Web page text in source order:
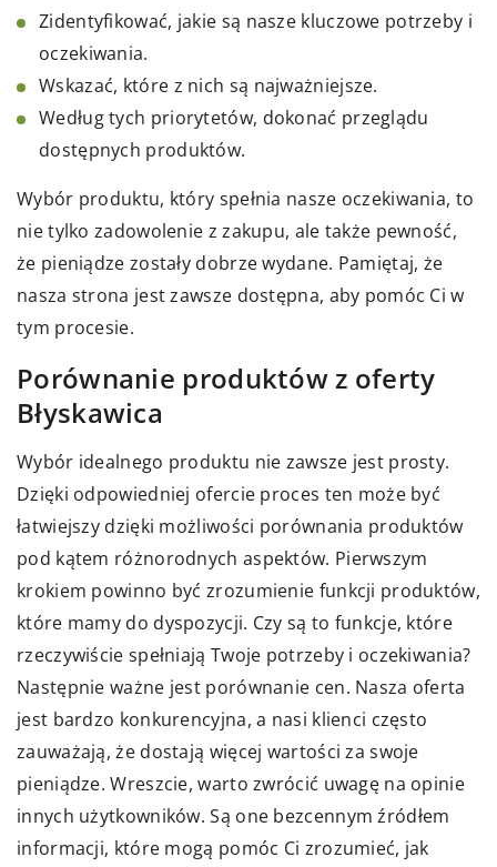
Zidentyfikować, jakie są nasze kluczowe potrzeby i
oczekiwania.
Wskazać, które z nich są najważniejsze.
Według tych priorytetów, dokonać przeglądu
dostępnych produktów.
Wybór produktu, który spełnia nasze oczekiwania, to
nie tylko zadowolenie z zakupu, ale także pewność,
że pieniądze zostały dobrze wydane. Pamiętaj, że
nasza strona jest zawsze dostępna, aby pomóc Ci w
tym procesie.
Porównanie produktów z oferty
Błyskawica
Wybór idealnego produktu nie zawsze jest prosty.
Dzięki odpowiedniej ofercie proces ten może być
łatwiejszy dzięki możliwości porównania produktów
pod kątem różnorodnych aspektów. Pierwszym
krokiem powinno być zrozumienie funkcji produktów,
które mamy do dyspozycji. Czy są to funkcje, które
rzeczywiście spełniają Twoje potrzeby i oczekiwania?
Następnie ważne jest porównanie cen. Nasza oferta
jest bardzo konkurencyjna, a nasi klienci często
zauważają, że dostają więcej wartości za swoje
pieniądze. Wreszcie, warto zwrócić uwagę na opinie
innych użytkowników. Są one bezcennym źródłem
informacji, które mogą pomóc Ci zrozumieć, jak